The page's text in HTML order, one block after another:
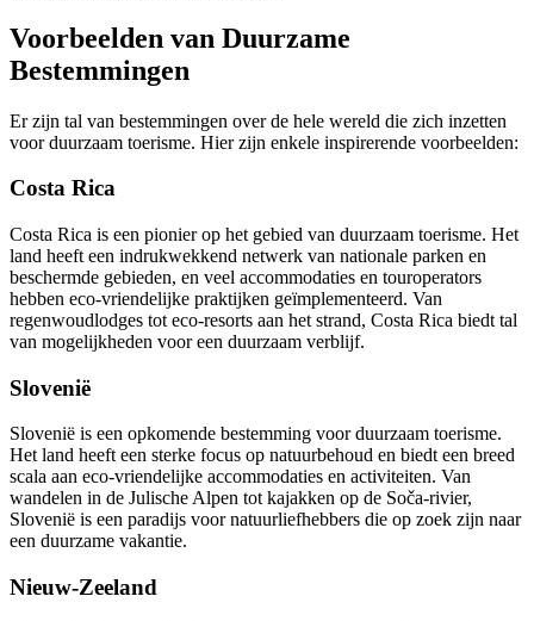
Voorbeelden van Duurzame
Bestemmingen
Er zijn tal van bestemmingen over de hele wereld die zich inzetten
voor duurzaam toerisme. Hier zijn enkele inspirerende voorbeelden:
Costa Rica
Costa Rica is een pionier op het gebied van duurzaam toerisme. Het
land heeft een indrukwekkend netwerk van nationale parken en
beschermde gebieden, en veel accommodaties en touroperators
hebben eco-vriendelijke praktijken geïmplementeerd. Van
regenwoudlodges tot eco-resorts aan het strand, Costa Rica biedt tal
van mogelijkheden voor een duurzaam verblijf.
Slovenië
Slovenië is een opkomende bestemming voor duurzaam toerisme.
Het land heeft een sterke focus op natuurbehoud en biedt een breed
scala aan eco-vriendelijke accommodaties en activiteiten. Van
wandelen in de Julische Alpen tot kajakken op de Soča-rivier,
Slovenië is een paradijs voor natuurliefhebbers die op zoek zijn naar
een duurzame vakantie.
Nieuw-Zeeland